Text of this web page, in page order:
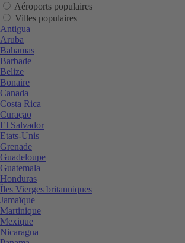
Aéroports populaires
Villes populaires
Antigua
Aruba
Bahamas
Barbade
Belize
Bonaire
Canada
Costa Rica
Curaçao
El Salvador
Etats-Unis
Grenade
Guadeloupe
Guatemala
Honduras
Îles Vierges britanniques
Jamaïque
Martinique
Mexique
Nicaragua